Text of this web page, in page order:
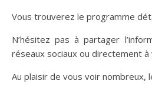
Vous trouverez le programme
N’hésitez pas à partager
réseaux sociaux ou directement à
Au plaisir de vous voir nombreux,